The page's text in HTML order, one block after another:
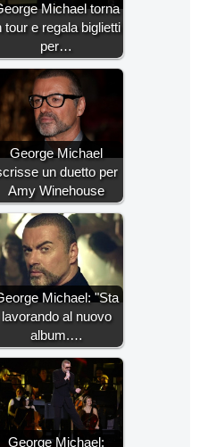
Michael torna
tour e regala biglietti
per…
George Michael
un duetto per
Amy Winehouse
Michael: "Sta
lavorando al nuovo
album.…
George Michael: